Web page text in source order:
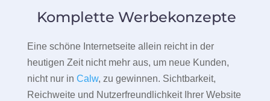
Komplette Werbekonzepte
Eine schöne Internetseite allein reicht in der
heutigen Zeit nicht mehr aus, um neue Kunden,
nicht nur in Calw, zu gewinnen. Sichtbarkeit,
Reichweite und Nutzerfreundlichkeit Ihrer Website